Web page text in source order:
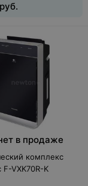
руб.
в продаже
комплекс
F-VXK70R-K